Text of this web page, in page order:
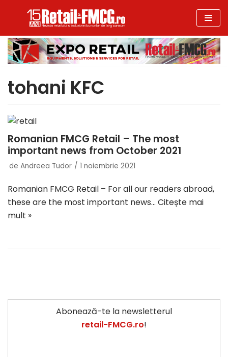
la
conținut
tohani KFC
Romanian FMCG Retail – The most
important news from October 2021
de Andreea Tudor 1 noiembrie 2021
Romanian FMCG Retail – For all our readers abroad,
these are the most important news… Citește mai
mult »
Abonează-te la newsletterul
retail-FMCG.ro!